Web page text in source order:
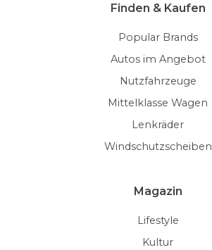
Finden & Kaufen
Popular Brands
Autos im Angebot
Nutzfahrzeuge
Mittelklasse Wagen
Lenkräder
Windschutzscheiben
Magazin
Lifestyle
Kultur